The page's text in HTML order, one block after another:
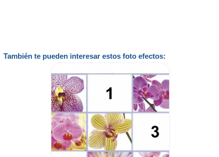
También te pueden interesar estos foto efectos: